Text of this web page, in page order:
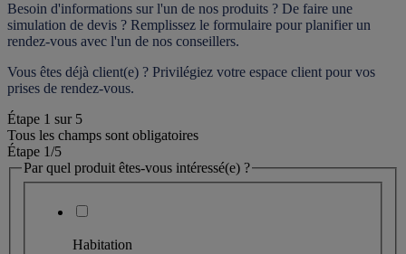
Besoin d'informations sur l'un de nos produits ? De faire une
simulation de devis ? Remplissez le formulaire pour planifier un
rendez-vous avec l'un de nos conseillers.
Vous êtes déjà client(e) ? Privilégiez votre espace client pour vos
prises de rendez-vous.
Étape 1 sur 5
Tous les champs sont obligatoires
Étape 1/5
Par quel produit êtes-vous intéressé(e) ?
Habitation